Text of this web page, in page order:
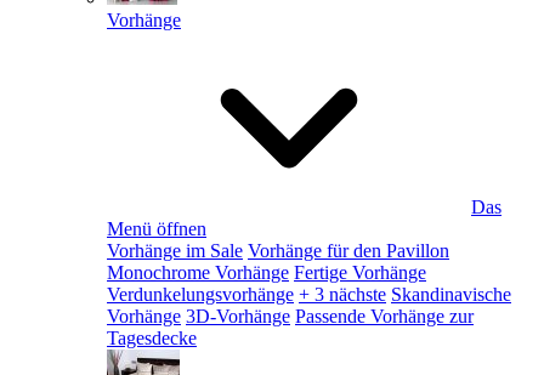
Vorhänge
Das
Menü öffnen
Vorhänge im Sale Vorhänge für den Pavillon
Monochrome Vorhänge Fertige Vorhänge
Verdunkelungsvorhänge + 3 nächste Skandinavische
Vorhänge 3D-Vorhänge Passende Vorhänge zur
Tagesdecke